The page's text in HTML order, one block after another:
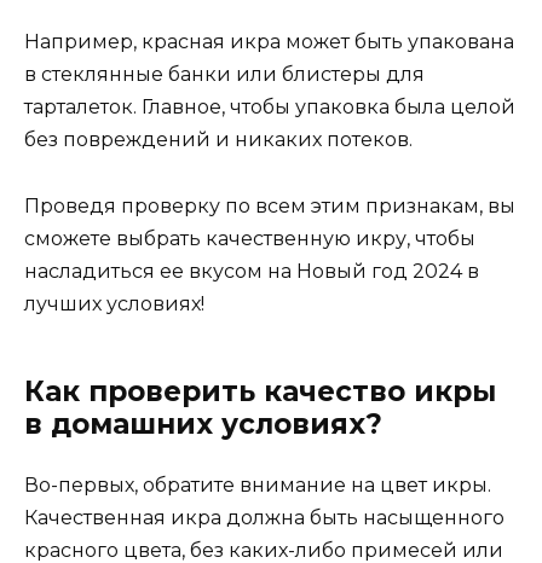
Например, красная икра может быть упакована
в стеклянные банки или блистеры для
тарталеток. Главное, чтобы упаковка была целой
без повреждений и никаких потеков.
Проведя проверку по всем этим признакам, вы
сможете выбрать качественную икру, чтобы
насладиться ее вкусом на Новый год 2024 в
лучших условиях!
Как проверить качество икры
в домашних условиях?
Во-первых, обратите внимание на цвет икры.
Качественная икра должна быть насыщенного
красного цвета, без каких-либо примесей или